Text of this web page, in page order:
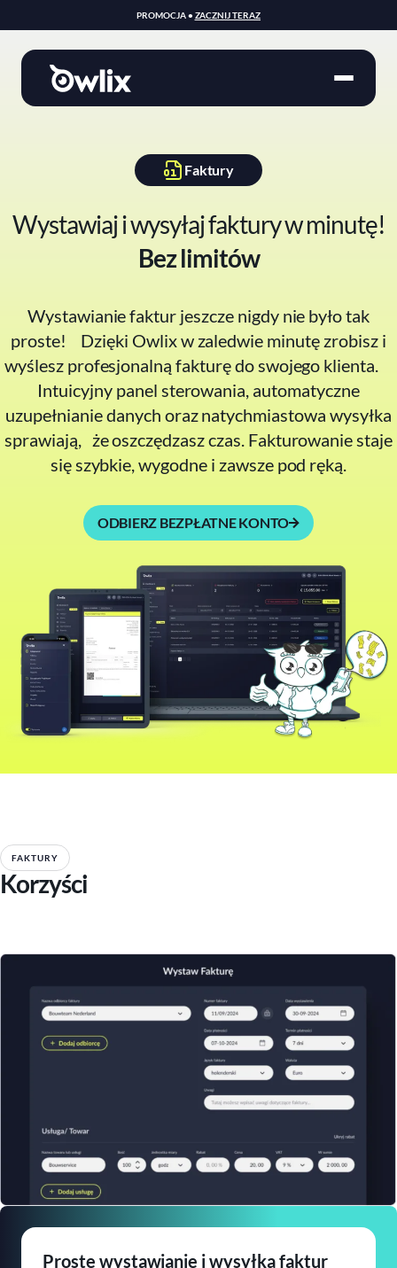
PROMOCJA • ZACZNIJ TERAZ
Faktury
Wystawiaj i wysyłaj faktury w minutę!
Bez limitów
Wystawianie faktur jeszcze nigdy nie było tak
proste! Dzięki Owlix w zaledwie minutę zrobisz i
wyślesz profesjonalną fakturę do swojego klienta.
Intuicyjny panel sterowania, automatyczne
uzupełnianie danych oraz natychmiastowa wysyłka
sprawiają, że oszczędzasz czas. Fakturowanie staje
się szybkie, wygodne i zawsze pod ręką.
ODBIERZ BEZPŁATNE KONTO
FAKTURY
Korzyści
Proste wystawianie i wysyłka faktur